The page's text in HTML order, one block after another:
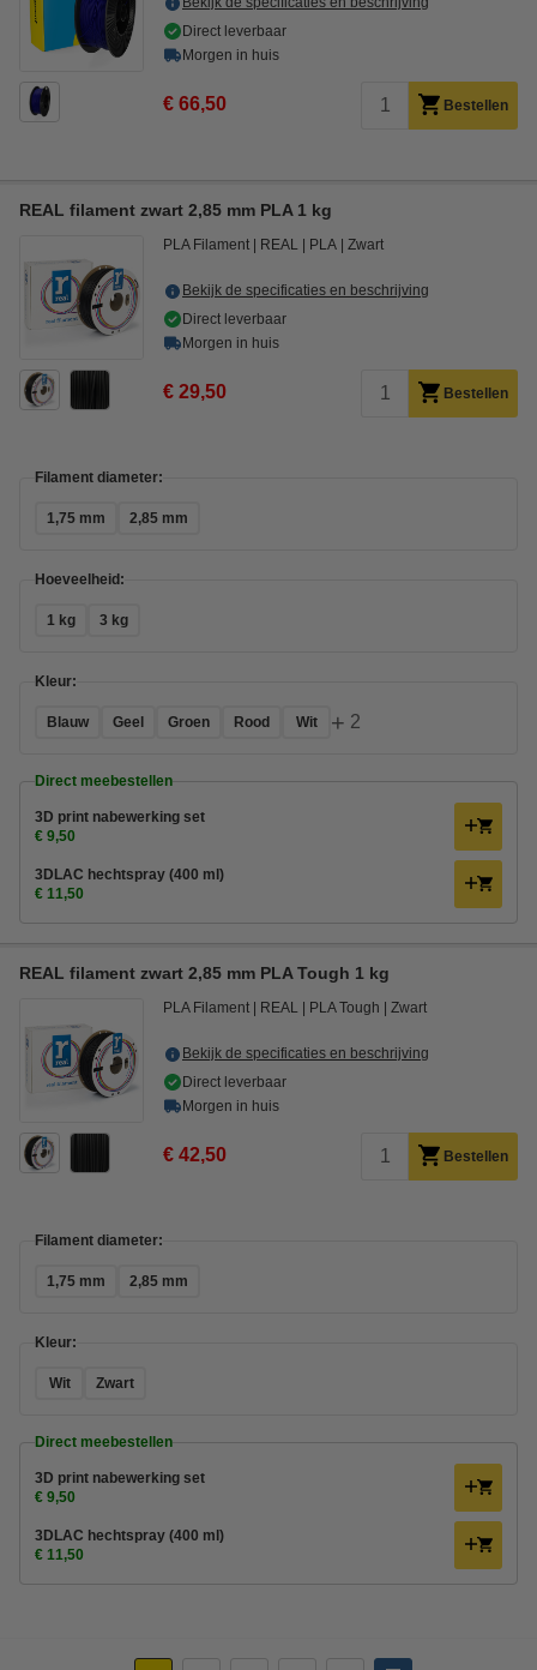
Direct leverbaar
Morgen in huis
€ 66,50 Bestellen
REAL filament zwart 2,85 mm PLA 1 kg
PLA Filament REAL PLA Zwart
Bekijk de specificaties en beschrijving
Direct leverbaar
Morgen in huis
€ 29,50 Bestellen
Filament diameter:
1,75 mm 2,85 mm
Hoeveelheid:
1 kg 3 kg
Kleur:
Blauw Geel Groen Rood Wit + 2
Direct meebestellen
3D print nabewerking set
€ 9,50
3DLAC hechtspray (400 ml)
€ 11,50
REAL filament zwart 2,85 mm PLA Tough 1 kg
PLA Filament REAL PLA Tough Zwart
Bekijk de specificaties en beschrijving
Direct leverbaar
Morgen in huis
€ 42,50 Bestellen
Filament diameter:
1,75 mm 2,85 mm
Kleur:
Wit Zwart
Direct meebestellen
3D print nabewerking set
€ 9,50
3DLAC hechtspray (400 ml)
€ 11,50